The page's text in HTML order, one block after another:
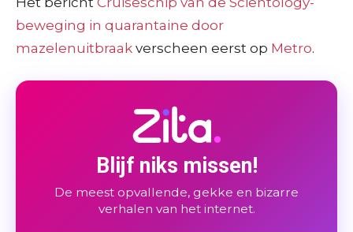
beweging in quarantaine door
mazelenuitbraak verscheen eerst op Metro.
Blijf niks missen!
De meest opvallende, gekke en bizarre
verhalen van het internet.